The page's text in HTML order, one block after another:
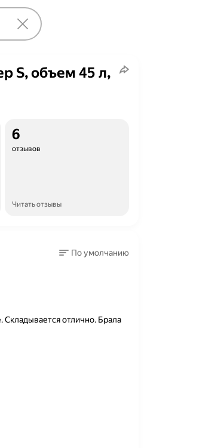
S, объем 45 л,
6
отзывов
Читать отзывы
По умолчанию
отлично. Брала